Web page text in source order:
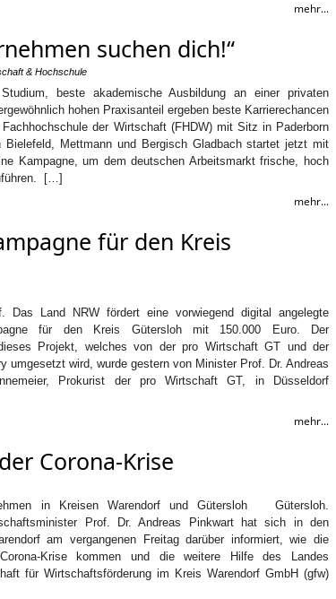
mehr...
suchen dich!“
& Hochschule
beste akademische Ausbildung an einer privaten
hohen Praxisanteil ergeben beste Karrierechancen
der Wirtschaft (FHDW) mit Sitz in Paderborn
Bielefeld, Mettmann und Bergisch Gladbach startet jetzt mit
Kampagne, um dem deutschen Arbeitsmarkt frische, hoch
[…]
mehr...
für den Kreis
Das Land NRW fördert eine vorwiegend digital angelegte
für den Kreis Gütersloh mit 150.000 Euro. Der
Projekt, welches von der pro Wirtschaft GT und der
umgesetzt wird, wurde gestern von Minister Prof. Dr. Andreas
Prokurist der pro Wirtschaft GT, in Düsseldorf
mehr...
Corona-Krise
in Kreisen Warendorf und Gütersloh Gütersloh.
Prof. Dr. Andreas Pinkwart hat sich in den
am vergangenen Freitag darüber informiert, wie die
Krise kommen und die weitere Hilfe des Landes
für Wirtschaftsförderung im Kreis Warendorf GmbH (gfw)